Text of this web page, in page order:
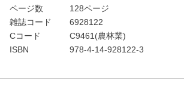
ページ数
128ページ
雑誌コード
6928122
Cコード
C9461(農林業)
ISBN
978-4-14-928122-3